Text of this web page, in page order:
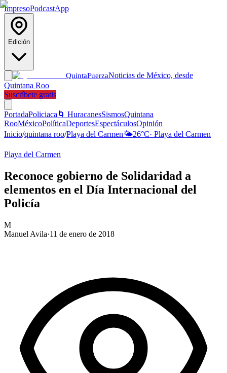
ImpresoPodcastApp
Edición
QuintaFuerzaNoticias de México, desde
Quintana Roo
Suscríbete gratis
PortadaPoliciaca 🌀 HuracanesSismosQuintana
RooMéxicoPolíticaDeportesEspectáculosOpinión
Inicio/quintana roo/Playa del Carmen🌤️26°C· Playa del Carmen
Playa del Carmen
Reconoce gobierno de Solidaridad a
elementos en el Día Internacional del
Policía
M
Manuel Avila·11 de enero de 2018